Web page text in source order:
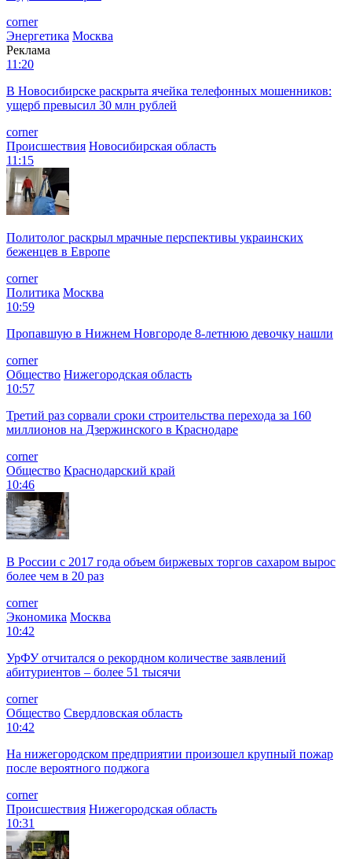
corner
Энергетика Москва
Реклама
11:20
В Новосибирске раскрыта ячейка телефонных мошенников:
ущерб превысил 30 млн рублей
corner
Происшествия Новосибирская область
11:15
Политолог раскрыл мрачные перспективы украинских
беженцев в Европе
corner
Политика Москва
10:59
Пропавшую в Нижнем Новгороде 8-летнюю девочку нашли
corner
Общество Нижегородская область
10:57
Третий раз сорвали сроки строительства перехода за 160
миллионов на Дзержинского в Краснодаре
corner
Общество Краснодарский край
10:46
В России с 2017 года объем биржевых торгов сахаром вырос
более чем в 20 раз
corner
Экономика Москва
10:42
УрФУ отчитался о рекордном количестве заявлений
абитуриентов – более 51 тысячи
corner
Общество Свердловская область
10:42
На нижегородском предприятии произошел крупный пожар
после вероятного поджога
corner
Происшествия Нижегородская область
10:31